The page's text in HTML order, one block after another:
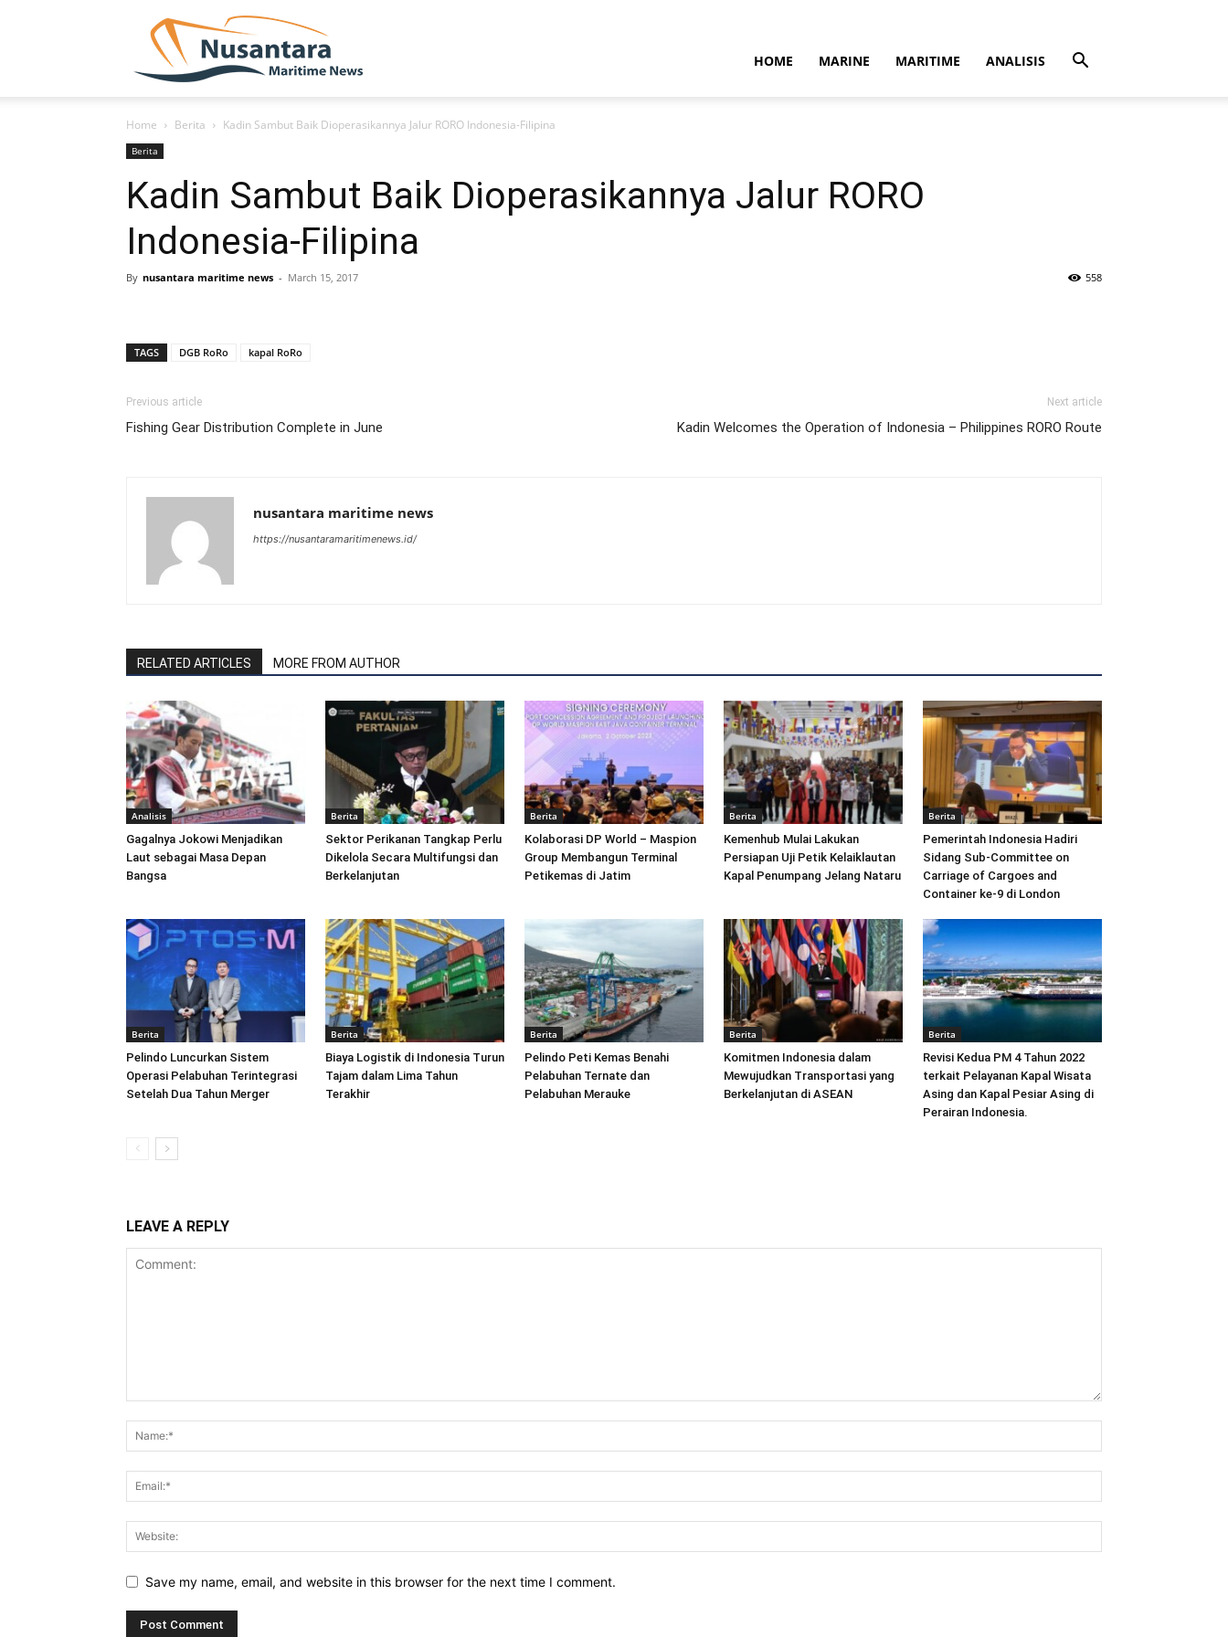
HOME MARINE MARITIME ANALISIS
Home Berita Kadin Sambut Baik Dioperasikannya Jalur RORO Indonesia-Filipina
Berita
Kadin Sambut Baik Dioperasikannya Jalur RORO
Indonesia-Filipina
By nusantara maritime news - March 15, 2017 558
TAGS DGB RoRo kapal RoRo
Previous article
Fishing Gear Distribution Complete in June
Next article
Kadin Welcomes the Operation of Indonesia – Philippines RORO Route
nusantara maritime news
https://nusantaramaritimenews.id/
RELATED ARTICLES MORE FROM AUTHOR
Analisis
Gagalnya Jokowi Menjadikan
Laut sebagai Masa Depan
Bangsa
Berita
Sektor Perikanan Tangkap Perlu
Dikelola Secara Multifungsi dan
Berkelanjutan
Berita
Kolaborasi DP World – Maspion
Group Membangun Terminal
Petikemas di Jatim
Berita
Kemenhub Mulai Lakukan
Persiapan Uji Petik Kelaiklautan
Kapal Penumpang Jelang Nataru
Berita
Pemerintah Indonesia Hadiri
Sidang Sub-Committee on
Carriage of Cargoes and
Container ke-9 di London
Berita
Pelindo Luncurkan Sistem
Operasi Pelabuhan Terintegrasi
Setelah Dua Tahun Merger
Berita
Biaya Logistik di Indonesia Turun
Tajam dalam Lima Tahun
Terakhir
Berita
Pelindo Peti Kemas Benahi
Pelabuhan Ternate dan
Pelabuhan Merauke
Berita
Komitmen Indonesia dalam
Mewujudkan Transportasi yang
Berkelanjutan di ASEAN
Berita
Revisi Kedua PM 4 Tahun 2022
terkait Pelayanan Kapal Wisata
Asing dan Kapal Pesiar Asing di
Perairan Indonesia.
LEAVE A REPLY
Save my name, email, and website in this browser for the next time I comment.